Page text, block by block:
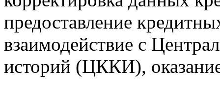
предоставление
взаимодействие с
историй (ЦККИ),